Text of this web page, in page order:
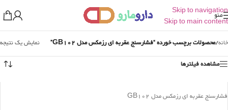
Skip to navigation
Skip to main content
منو
خانه/محصولات برچسب خورده “فشارسنج عقربه ای رزمکس مدل GB102”
نمایش یک نتیجه
مشاهده فیلترها
فشارسنج عقربه ای رزمکس مدل GB102